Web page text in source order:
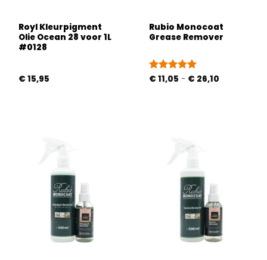
Royl Kleurpigment
Olie Ocean 28 voor 1L
#0128
€ 15,95
Rubio Monocoat
Grease Remover
Gewaardeerd
€ 11,05 - € 26,10